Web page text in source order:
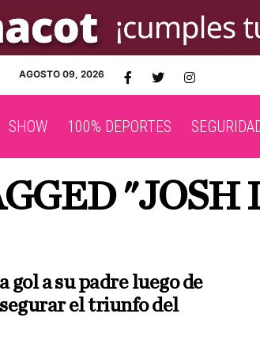
AGOSTO 09, 2026
SHOW 100% DEPORTES
"JOSH
gol a su padre luego de
el triunfo del